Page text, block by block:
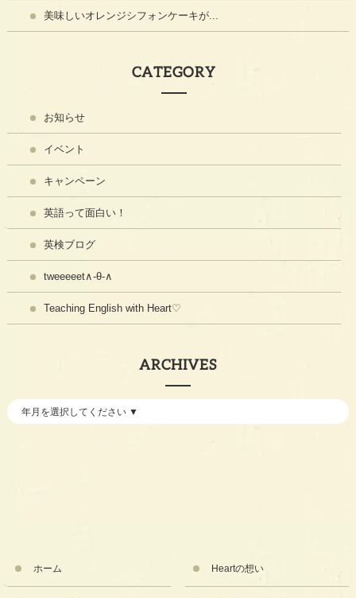
美味しいオレンジシフォンケーキが...
CATEGORY
お知らせ
イベント
キャンペーン
英語って面白い！
英検ブログ
tweeeeet∧-θ-∧
Teaching English with Heart♡
ARCHIVES
ホーム Heartの想い